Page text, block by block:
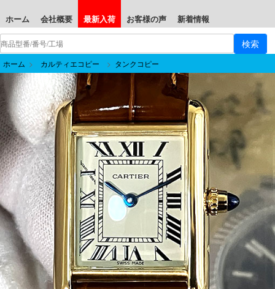
ホーム 会社概要 最新入荷 お客様の声 新着情報
ホーム > カルティエコピー > タンクコピー